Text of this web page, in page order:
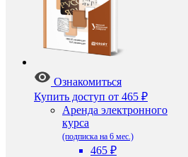
Ознакомиться
Купить доступ от 465 ₽
Аренда электронного
курса
(подписка на 6 мес.)
465 ₽